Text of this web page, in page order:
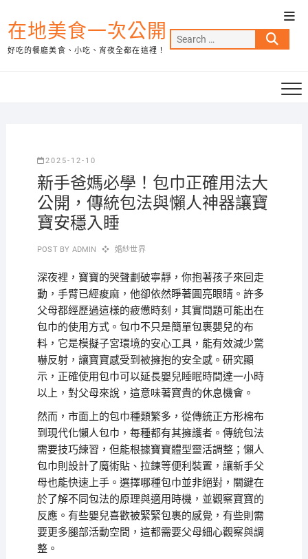
to
content
在地美食一次公開
好吃的餐廳美食、小吃、宵夜全都在這裡！
Search
…
2025-12-10
新手爸媽必學！包巾正確用法大
公開，傳統包法與懶人神器讓寶
寶安穩入睡
POST BY ADMIN 婚紗世界
深夜裡，寶寶的哭聲劃破寧靜，你抱著孩子來回走
動，手臂已經痠麻，他卻依然睜著圓亮眼睛。許多
父母都經歷過這樣的疲憊時刻，其實問題可能出在
包巾的使用方式。包巾不只是簡單包裹嬰兒的布
料，它是模擬子宮環境的安心工具，能有效減少驚
嚇反射，讓寶寶感受到被擁抱的安全感。研究顯
示，正確使用包巾可以延長嬰兒睡眠時間達一小時
以上，對父母來說，這意味著寶貴的休息機會。
然而，市面上的包巾種類繁多，從傳統正方形棉布
到現代化懶人包巾，每種都有其擁護者。傳統包法
需要技巧練習，但能根據寶寶體型靈活調整；懶人
包巾則設計了魔術貼、拉鍊等便利裝置，讓新手父
母也能快速上手。選擇哪種包巾並非絕對，關鍵在
於了解不同包法的原理與適用時機，並觀察寶寶的
反應。有些嬰兒喜歡被緊緊包裹的感覺，有些則需
要更多腿部活動空間，這都需要父母細心觀察與調
整。